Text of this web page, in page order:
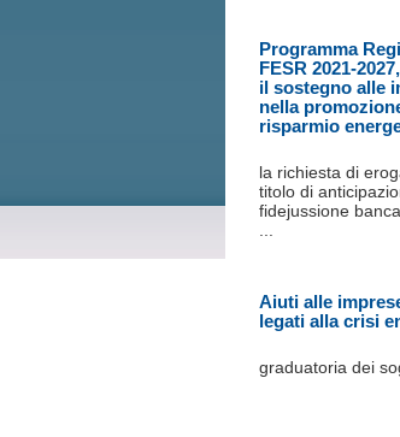
Programma
FESR 2021-
il sostegno alle
nella
risparmio
la richiesta di
titolo di
fidejussione
Aiuti alle
legati alla crisi
graduatoria dei